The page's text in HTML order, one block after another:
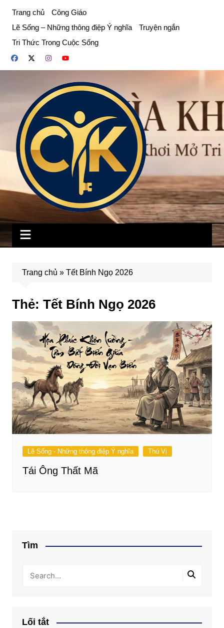
phần
dung
Trang chủ
Công Giáo
Lẽ Sống – Những thông điệp Ý nghĩa
Truyện ngắn
Tri Thức Trong Cuộc Sống
Trang chủ » Tết Bính Ngọ 2026
Thẻ: Tết Bính Ngọ 2026
Lẽ Sống - Những thông điệp Ý nghĩa Thú Vị
Tái Ông Thất Mã
Tìm
Lối tắt